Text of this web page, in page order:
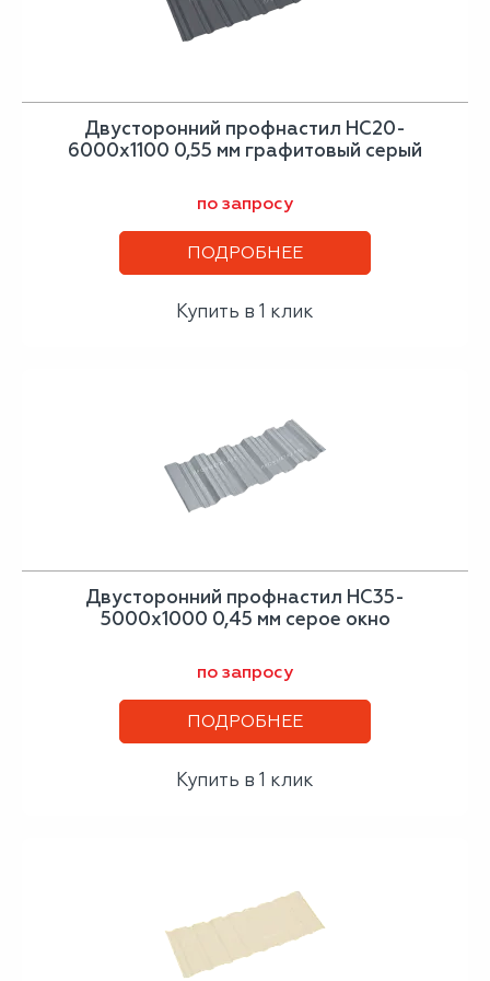
Двусторонний профнастил НС20-
6000х1100 0,55 мм графитовый серый
по запросу
ПОДРОБНЕЕ
Купить в 1 клик
Двусторонний профнастил НС35-
5000х1000 0,45 мм серое окно
по запросу
ПОДРОБНЕЕ
Купить в 1 клик